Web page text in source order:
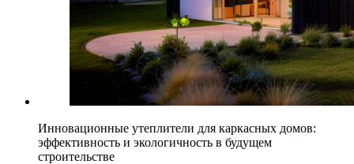
Инновационные утеплители для каркасных домов:
эффективность и экологичность в будущем
строительстве